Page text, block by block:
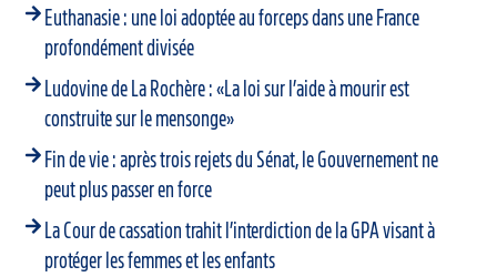
Euthanasie : une loi adoptée au forceps dans une France
profondément divisée
Ludovine de La Rochère : «La loi sur l’aide à mourir est
construite sur le mensonge»
Fin de vie : après trois rejets du Sénat, le Gouvernement ne
peut plus passer en force
La Cour de cassation trahit l’interdiction de la GPA visant à
protéger les femmes et les enfants